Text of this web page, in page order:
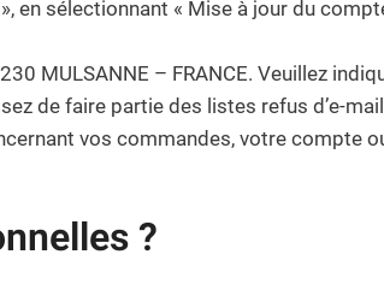
en sélectionnant « Mise à jour du
MULSANNE – FRANCE. Veuillez
de faire partie des listes refus d’e-
vos commandes, votre compte
?